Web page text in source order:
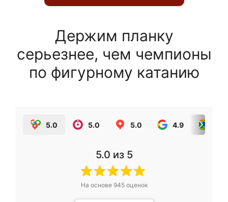
Держим планку
серьезнее, чем чемпионы
по фигурному катанию
5.0 5.0 5.0 4.9
5.0 из 5
На основе 945оценок